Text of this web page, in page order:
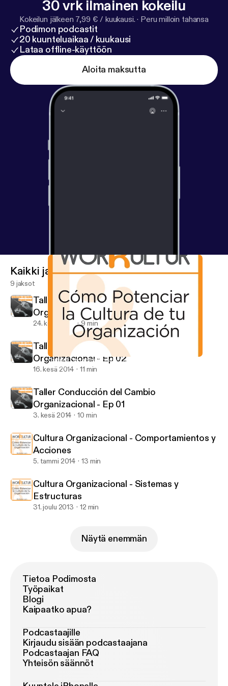
30 vrk ilmainen kokeilu
Kokeilun jälkeen 7,99 € / kuukausi. · Peru milloin tahansa
Podimon podcastit
20 kuunteluaikaa / kuukausi
Lataa offline-käyttöön
Aloita maksutta
Cultura Organizacional - Comportamientos y Acciones
WorKultur
Kaikki jaksot
9 jaksot
Taller Conducción del Cambio
Organizacional - Ep 03
24. kesä 2014 9 min
Taller Conducción del Cambio
Organizacional - Ep 02
16. kesä 2014 11 min
Taller Conducción del Cambio
Organizacional - Ep 01
3. kesä 2014 10 min
Cultura Organizacional - Comportamientos y
Acciones
5. tammi 2014 13 min
Cultura Organizacional - Sistemas y
Estructuras
31. joulu 2013 12 min
Näytä enemmän
Tietoa Podimosta
Työpaikat
Blogi
Kaipaatko apua?
Podcastaajille
Kirjaudu sisään podcastaajana
Podcastaajan FAQ
Yhteisön säännöt